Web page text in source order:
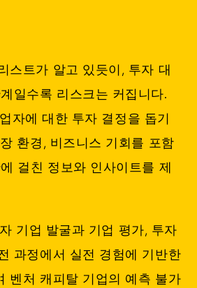
스트가 알고 있듯이, 투자 대
일수록 리스크는 커집니다.
자에 대한 투자 결정을 돕기
환경, 비즈니스 기회를 포함
걸친 정보와 인사이트를 제
기업 발굴과 기업 평가, 투자
과정에서 실전 경험에 기반한
벤처 캐피탈 기업의 예측 불가